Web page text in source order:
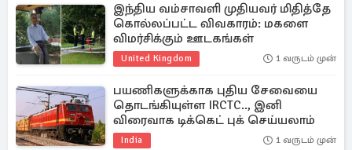
இந்திய வம்சாவளி முதியவர் மிதித்தே
கொல்லப்பட்ட விவகாரம்: மகளை
விமர்சிக்கும் ஊடகங்கள்
United Kingdom 1 வருடம் முன்
பயணிகளுக்காக புதிய சேவையை
தொடங்கியுள்ள IRCTC.., இனி
விரைவாக டிக்கெட் புக் செய்யலாம்
India 1 வருடம் முன்